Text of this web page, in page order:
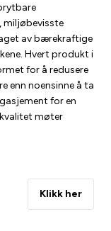
miljøbevisste
av bærekraftige
Hvert produkt i
for å redusere
enn noensinne å ta
for en
møter
Klikk her